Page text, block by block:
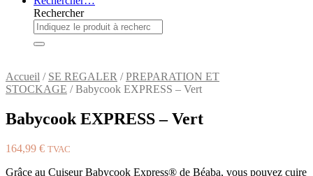
Rechercher
Accueil / SE REGALER /PREPARATION ET
STOCKAGE / Babycook EXPRESS – Vert
Babycook EXPRESS – Vert
164,99 € TVAC
Grâce au Cuiseur Babycook Express® de Béaba, vous pouvez cuire